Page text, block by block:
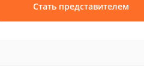
Стать представителем